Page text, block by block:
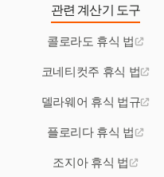
관련 계산기 도구
콜로라도 휴식 법
코네티컷주 휴식 법
델라웨어 휴식 법규
플로리다 휴식 법
조지아 휴식 법